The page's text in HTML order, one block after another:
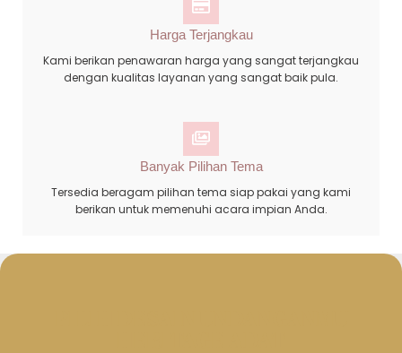
Harga Terjangkau
Kami berikan penawaran harga yang sangat terjangkau
dengan kualitas layanan yang sangat baik pula.
Banyak Pilihan Tema
Tersedia beragam pilihan tema siap pakai yang kami
berikan untuk memenuhi acara impian Anda.